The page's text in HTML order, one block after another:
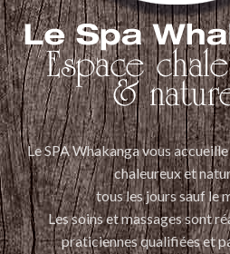
Le SPA Whakanga vous
chaleureux et
tous les jours sauf le
Les soins et massages sont
praticiennes qualifiées et